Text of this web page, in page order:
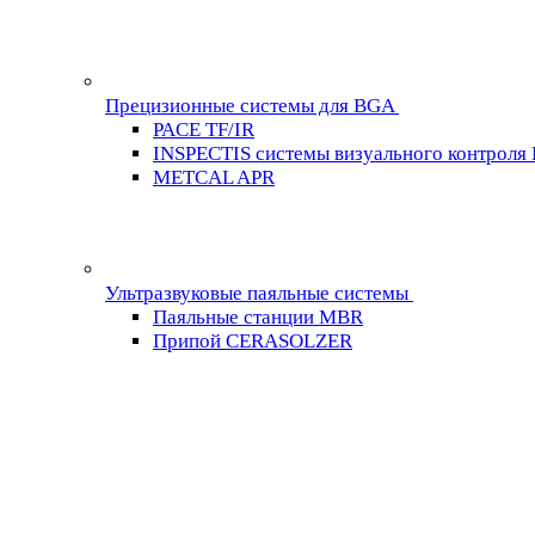
Прецизионные системы для BGA
PACE TF/IR
INSPECTIS системы визуального контроля
METCAL APR
Ультразвуковые паяльные системы
Паяльные станции MBR
Припой CERASOLZER